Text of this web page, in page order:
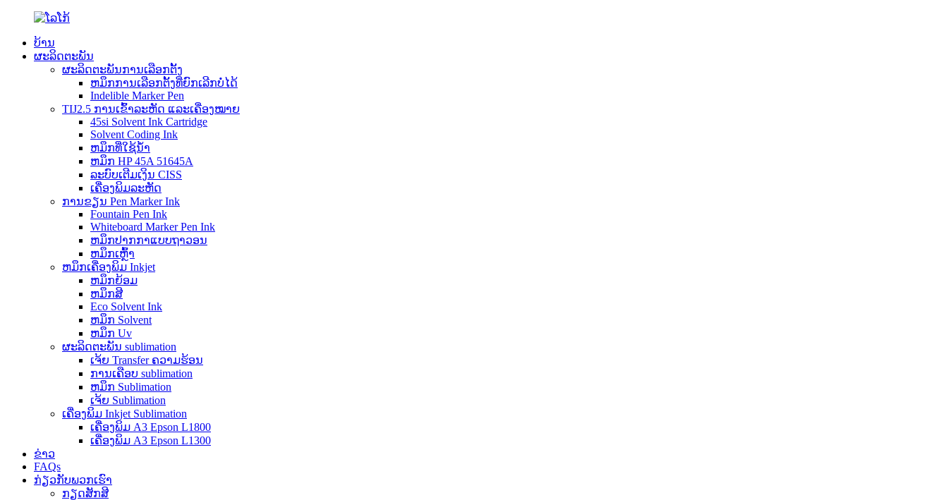
ບ້ານ
ຜະລິດຕະພັນ
ຜະລິດຕະພັນການເລືອກຕັ້ງ
ຫມຶກການເລືອກຕັ້ງທີ່ຍົກເລີກບໍ່ໄດ້
Indelible Marker Pen
TIJ2.5 ການເຂົ້າລະຫັດ ແລະເຄື່ອງໝາຍ
45si Solvent Ink Cartridge
Solvent Coding Ink
ຫມຶກທີ່ໃຊ້ນ້ໍາ
ຫມຶກ HP 45A 51645A
ລະບົບເຕີມເງິນ CISS
ເຄື່ອງພິມລະຫັດ
ການຂຽນ Pen Marker Ink
Fountain Pen Ink
Whiteboard Marker Pen Ink
ຫມຶກປາກກາແບບຖາວອນ
ຫມຶກເຫຼົ້າ
ຫມຶກເຄື່ອງພິມ Inkjet
ຫມຶກຍ້ອມ
ຫມຶກສີ
Eco Solvent Ink
ຫມຶກ Solvent
ຫມຶກ Uv
ຜະລິດຕະພັນ sublimation
ເຈ້ຍ Transfer ຄວາມຮ້ອນ
ການເຄືອບ sublimation
ຫມຶກ Sublimation
ເຈ້ຍ Sublimation
ເຄື່ອງພິມ Inkjet Sublimation
ເຄື່ອງພິມ A3 Epson L1800
ເຄື່ອງພິມ A3 Epson L1300
ຂ່າວ
FAQs
ກ່ຽວກັບພວກເຮົາ
ກຽດສັກສີ